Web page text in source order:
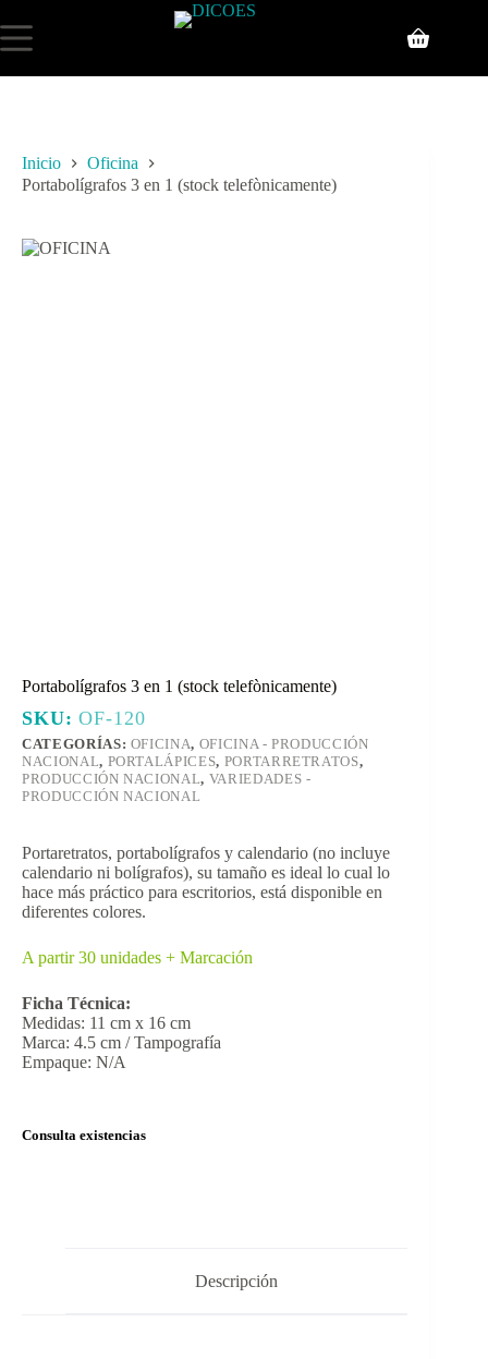
Inicio
Oficina
Portabolígrafos 3 en 1 (stock telefònicamente)
Portabolígrafos 3 en 1 (stock telefònicamente)
SKU:OF-120
CATEGORÍAS: OFICINA, OFICINA - PRODUCCIÓN
NACIONAL, PORTALÁPICES, PORTARRETRATOS,
PRODUCCIÓN NACIONAL, VARIEDADES -
PRODUCCIÓN NACIONAL
Portaretratos, portabolígrafos y calendario (no incluye
calendario ni bolígrafos), su tamaño es ideal lo cual lo
hace más práctico para escritorios, está disponible en
diferentes colores.
A partir 30 unidades + Marcación
Ficha Técnica:
Medidas: 11 cm x 16 cm
Marca: 4.5 cm / Tampografía
Empaque: N/A
Consulta existencias
Descripción